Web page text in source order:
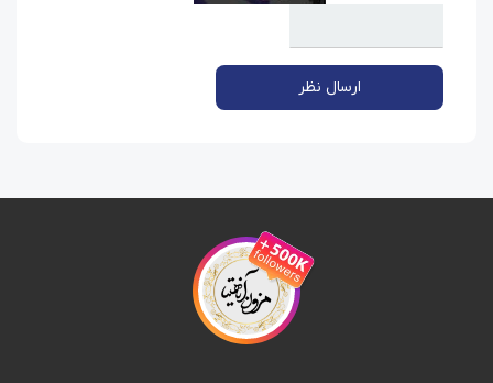
ارسال نظر